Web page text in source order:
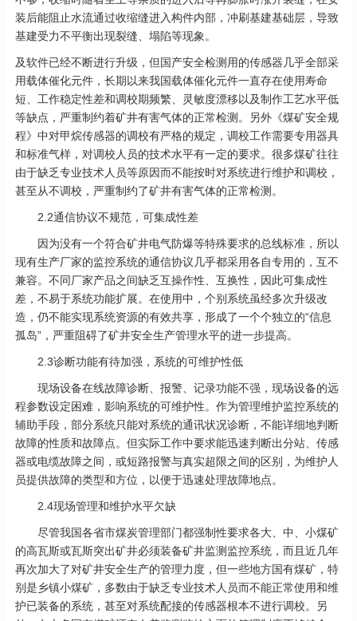
装后能阻止水流通过收缩缝进入构件内部，冲刷基建基础层，导致
基建受力不平衡出现裂缝、塌陷等现象。
及软件已经不断进行升级，但国产安全检测用的传感器几乎全部采
用载体催化元件，长期以来我国载体催化元件一直存在使用寿命
短、工作稳定性差和调校期频繁、灵敏度漂移以及制作工艺水平低
等缺点，严重制约着矿井有害气体的正常检测。另外《煤矿安全规
程》中对甲烷传感器的调校有严格的规定，调校工作需要专用器具
和标准气样，对调校人员的技术水平有一定的要求。很多煤矿往往
由于缺乏专业技术人员等原因而不能按时对系统进行维护和调校，
甚至从不调校，严重制约了矿井有害气体的正常检测。
2.2通信协议不规范，可集成性差
因为没有一个符合矿井电气防爆等特殊要求的总线标准，所以
现有生产厂家的监控系统的通信协议几乎都采用各自专用的，互不
兼容。不同厂家产品之间缺乏互操作性、互换性，因此可集成性
差，不易于系统功能扩展。在使用中，个别系统虽经多次升级改
造，仍不能实现系统资源的有效共享，形成了一个个独立的“信息
孤岛”，严重阻碍了矿井安全生产管理水平的进一步提高。
2.3诊断功能有待加强，系统的可维护性低
现场设备在线故障诊断、报警、记录功能不强，现场设备的远
程参数设定困难，影响系统的可维护性。作为管理维护监控系统的
辅助手段，部分系统只能对系统的通讯状况诊断，不能详细地判断
故障的性质和故障点。但实际工作中要求能迅速判断出分站、传感
器或电缆故障之间，或短路报警与真实超限之间的区别，为维护人
员提供故障的类型和方位，以便于迅速处理故障地点。
2.4现场管理和维护水平欠缺
尽管我国各省市煤炭管理部门都强制性要求各大、中、小煤矿
的高瓦斯或瓦斯突出矿井必须装备矿井监测监控系统，而且近几年
再次加大了对矿井安全生产的管理力度，但一些地方国有煤矿，特
别是乡镇小煤矿，多数由于缺乏专业技术人员而不能正常使用和维
护已装备的系统，甚至对系统配接的传感器根本不进行调校。另